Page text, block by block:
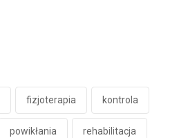
fizjoterapia kontrola
powikłania rehabilitacja